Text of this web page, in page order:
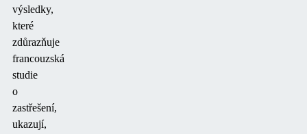
výsledky,
které
zdůrazňuje
francouzská
studie
o
zastřešení,
ukazují,